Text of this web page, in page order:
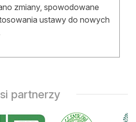
zmiany, spowodowane
ustawy do nowych
partnerzy